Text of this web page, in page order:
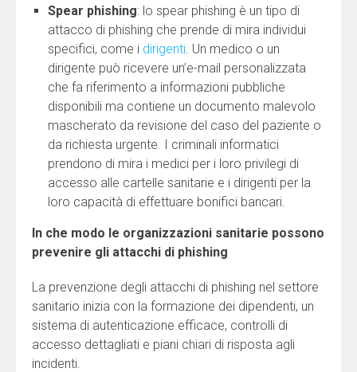
Spear phishing: lo spear phishing è un tipo di
attacco di phishing che prende di mira individui
specifici, come i dirigenti. Un medico o un
dirigente può ricevere un’e-mail personalizzata
che fa riferimento a informazioni pubbliche
disponibili ma contiene un documento malevolo
mascherato da revisione del caso del paziente o
da richiesta urgente. I criminali informatici
prendono di mira i medici per i loro privilegi di
accesso alle cartelle sanitarie e i dirigenti per la
loro capacità di effettuare bonifici bancari.
In che modo le organizzazioni sanitarie possono
prevenire gli attacchi di phishing
La prevenzione degli attacchi di phishing nel settore
sanitario inizia con la formazione dei dipendenti, un
sistema di autenticazione efficace, controlli di
accesso dettagliati e piani chiari di risposta agli
incidenti.